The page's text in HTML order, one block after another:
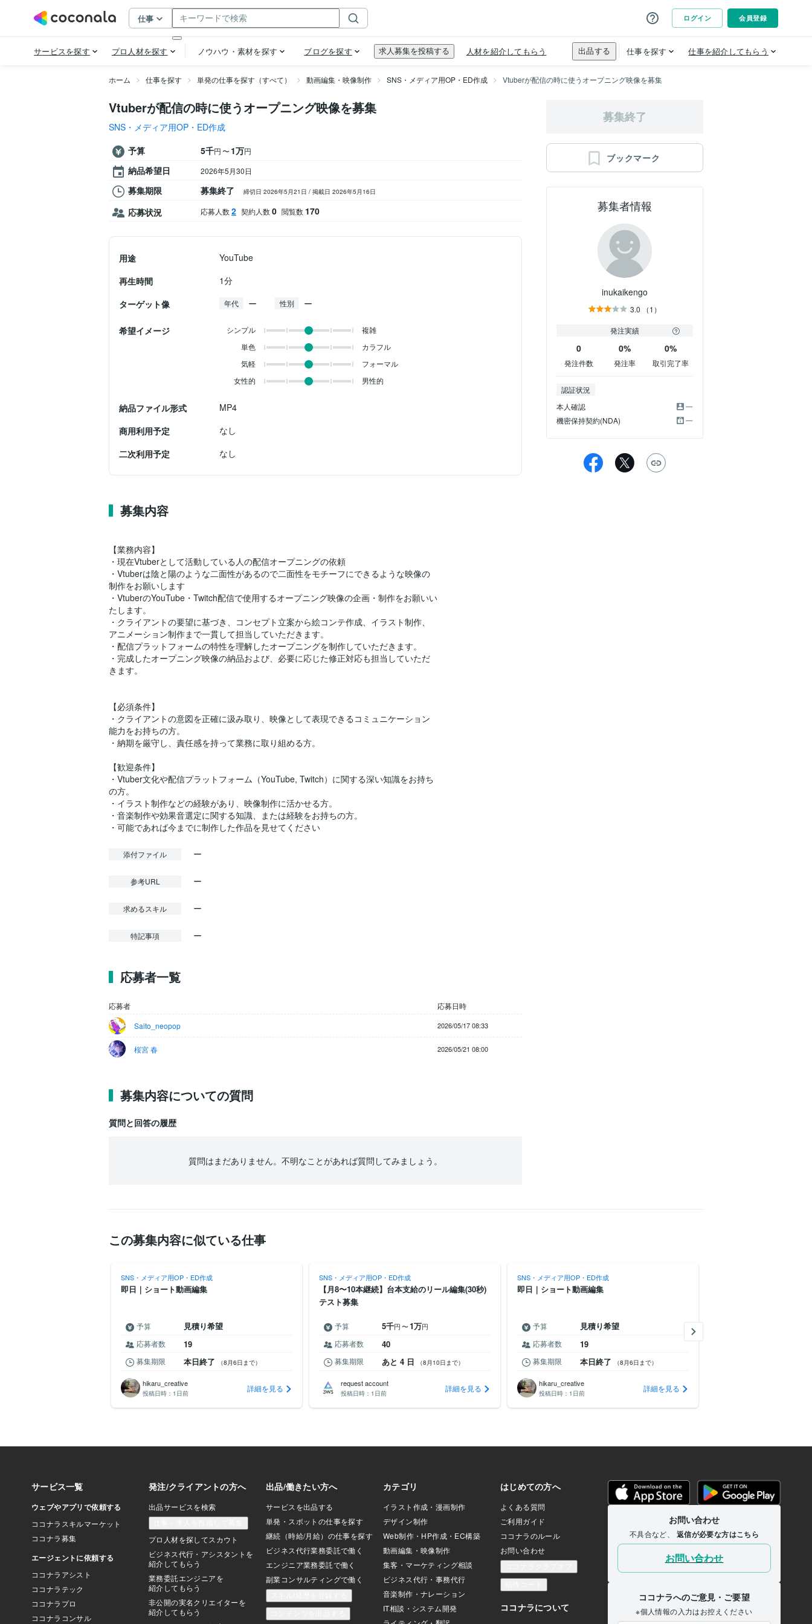
ホーム 仕事を探す 単発の仕事を探す（すべて） 動画編集・映像制作 SNS・メディア用OP・ED作成 Vtuberが配信の時に使うオープニング映像を募集
Vtuberが配信の時に使うオープニング映像を募集
SNS・メディア用OP・ED作成
予算
5千円〜1万円
納品希望日 2026年5月30日
募集期限 募集終了 締切日 2026年5月21日 / 掲載日 2026年5月16日
応募状況 応募人数2 契約人数0 閲覧数 170
用途
YouTube
再生時間
1分
ターゲット像
年代 ー 性別 ー
希望イメージ シンプル
複雑
単色
カラフル
気軽
フォーマル
女性的
男性的
納品ファイル形式
MP4
商用利用予定
なし
二次利用予定
なし
募集内容
【業務内容】
・現在Vtuberとして活動している人の配信オープニングの依頼
・Vtuberは陰と陽のような二面性があるので二面性をモチーフにできるような映像の
制作をお願いします
・VtuberのYouTube・Twitch配信で使用するオープニング映像の企画・制作をお願いい
たします。
・クライアントの要望に基づき、コンセプト立案から絵コンテ作成、イラスト制作、
アニメーション制作まで一貫して担当していただきます。
・配信プラットフォームの特性を理解したオープニングを制作していただきます。
・完成したオープニング映像の納品および、必要に応じた修正対応も担当していただ
きます。
【必須条件】
・クライアントの意図を正確に汲み取り、映像として表現できるコミュニケーション
能力をお持ちの方。
・納期を厳守し、責任感を持って業務に取り組める方。
【歓迎条件】
・Vtuber文化や配信プラットフォーム（YouTube, Twitch）に関する深い知識をお持ち
の方。
・イラスト制作などの経験があり、映像制作に活かせる方。
・音楽制作や効果音選定に関する知識、または経験をお持ちの方。
添付ファイル ー
参考URL ー
求めるスキル ー
特記事項 ー
応募者一覧
応募者
応募日時
Saito_neopop
2026/05/17 08:33
桜宮 春 2026/05/21 08:00
募集内容についての質問
質問と回答の履歴
質問はまだありません。不明なことがあれば質問してみましょう。
募集終了
ブックマーク
募集者情報
inukaikengo
3.0 （1）
発注実績
0
発注件数
0%
発注率
0%
取引完了率
認証状況
本人確認
機密保持契約(NDA)
この募集内容に似ている仕事
SNS・メディア用OP・ED作成
即日｜ショート動画編集
予算 見積り希望
応募者数 19
募集期限 本日終了 （8月6日まで）
hikaru_creative
投稿日時： 1日前 詳細を見る
SNS・メディア用OP・ED作成
【月8〜10本継続】台本支給のリール編集(30秒)
テスト募集
予算 5千円〜1万円
応募者数 40
募集期限 あと 4 日 （8月10日まで）
request account
投稿日時： 1日前 詳細を見る
SNS・メディア用OP・ED作成
即日｜ショート動画編集
予算 見積り希望
応募者数 19
募集期限 本日終了 （8月6日まで）
hikaru_creative
投稿日時： 1日前 詳細を見る